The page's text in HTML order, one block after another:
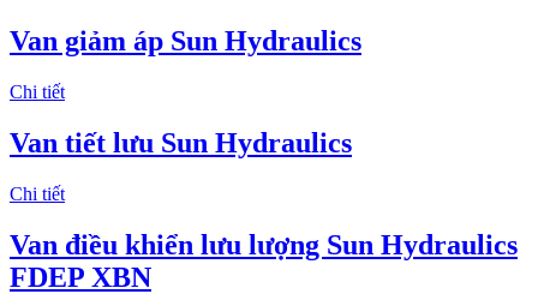
Van giảm áp Sun Hydraulics
Chi tiết
Van tiết lưu Sun Hydraulics
Chi tiết
Van điều khiển lưu lượng Sun Hydraulics
FDEP XBN